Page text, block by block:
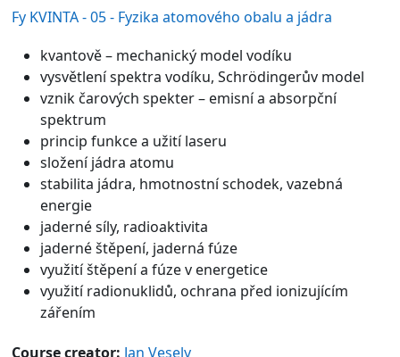
Fy KVINTA - 05 - Fyzika atomového obalu a jádra
kvantově – mechanický model vodíku
vysvětlení spektra vodíku, Schrödingerův model
vznik čarových spekter – emisní a absorpční
spektrum
princip funkce a užití laseru
složení jádra atomu
stabilita jádra, hmotnostní schodek, vazebná
energie
jaderné síly, radioaktivita
jaderné štěpení, jaderná fúze
využití štěpení a fúze v energetice
využití radionuklidů, ochrana před ionizujícím
zářením
Course creator: Jan Vesely